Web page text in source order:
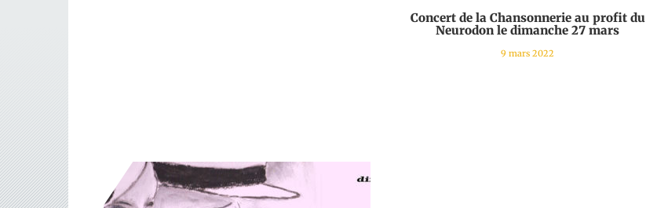
Concert de la Chansonnerie au profit du
Neurodon le dimanche 27 mars
9 mars 2022